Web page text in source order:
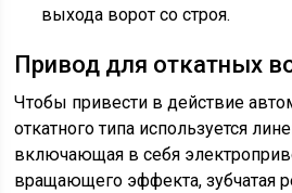
выхода ворот со строя.
Привод для откатных
Чтобы привести в действие
откатного типа используется
включающая в себя
вращающего эффекта, зубчатая